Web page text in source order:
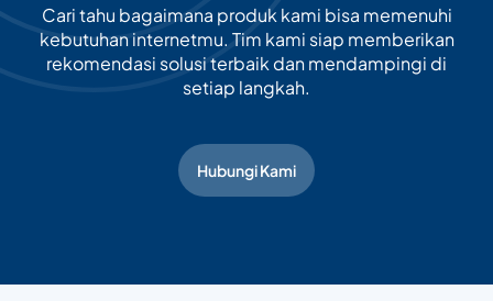
Cari tahu bagaimana produk kami bisa memenuhi
kebutuhan internetmu. Tim kami siap memberikan
rekomendasi solusi terbaik dan mendampingi di
setiap langkah.
Hubungi Kami